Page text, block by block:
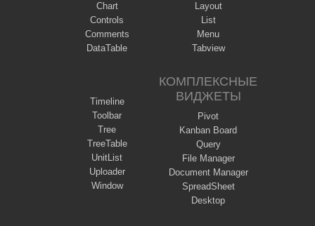
Chart
Controls
Comments
DataTable
Layout
List
Menu
Tabview
Timeline
Toolbar
Tree
TreeTable
UnitList
Uploader
Window
КОМПЛЕКСНЫЕ
ВИДЖЕТЫ
Pivot
Kanban Board
Query
File Manager
Document Manager
SpreadSheet
Desktop